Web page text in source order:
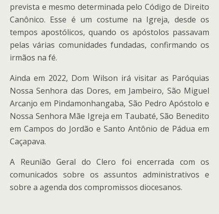
prevista e mesmo determinada pelo Código de Direito
Canônico. Esse é um costume na Igreja, desde os
tempos apostólicos, quando os apóstolos passavam
pelas várias comunidades fundadas, confirmando os
irmãos na fé.
Ainda em 2022, Dom Wilson irá visitar as Paróquias
Nossa Senhora das Dores, em Jambeiro, São Miguel
Arcanjo em Pindamonhangaba, São Pedro Apóstolo e
Nossa Senhora Mãe Igreja em Taubaté, São Benedito
em Campos do Jordão e Santo Antônio de Pádua em
Caçapava.
A Reunião Geral do Clero foi encerrada com os
comunicados sobre os assuntos administrativos e
sobre a agenda dos compromissos diocesanos.